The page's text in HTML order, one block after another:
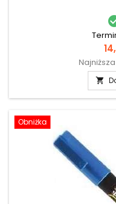

Obniżka